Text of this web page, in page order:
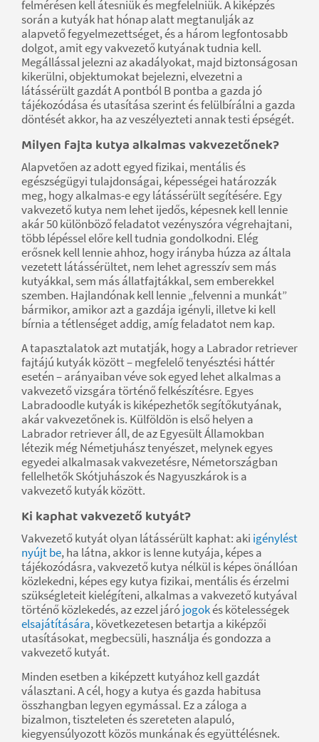
felmérésen kell átesniük és megfelelniük. A kiképzés
során a kutyák hat hónap alatt megtanulják az
alapvető fegyelmezettséget, és a három legfontosabb
dolgot, amit egy vakvezető kutyának tudnia kell.
Megállással jelezni az akadályokat, majd biztonságosan
kikerülni, objektumokat bejelezni, elvezetni a
látássérült gazdát A pontból B pontba a gazda jó
tájékozódása és utasítása szerint és felülbírálni a gazda
döntését akkor, ha az veszélyezteti annak testi épségét.
Milyen fajta kutya alkalmas vakvezetőnek?
Alapvetően az adott egyed fizikai, mentális és
egészségügyi tulajdonságai, képességei határozzák
meg, hogy alkalmas-e egy látássérült segítésére. Egy
vakvezető kutya nem lehet ijedős, képesnek kell lennie
akár 50 különböző feladatot vezényszóra végrehajtani,
több lépéssel előre kell tudnia gondolkodni. Elég
erősnek kell lennie ahhoz, hogy irányba húzza az általa
vezetett látássérültet, nem lehet agresszív sem más
kutyákkal, sem más állatfajtákkal, sem emberekkel
szemben. Hajlandónak kell lennie „felvenni a munkát”
bármikor, amikor azt a gazdája igényli, illetve ki kell
bírnia a tétlenséget addig, amíg feladatot nem kap.
A tapasztalatok azt mutatják, hogy a Labrador retriever
fajtájú kutyák között – megfelelő tenyésztési háttér
esetén – arányaiban véve sok egyed lehet alkalmas a
vakvezető vizsgára történő felkészítésre. Egyes
Labradoodle kutyák is kiképezhetők segítőkutyának,
akár vakvezetőnek is. Külföldön is első helyen a
Labrador retriever áll, de az Egyesült Államokban
létezik még Németjuhász tenyészet, melynek egyes
egyedei alkalmasak vakvezetésre, Németországban
fellelhetők Skótjuhászok és Nagyuszkárok is a
vakvezető kutyák között.
Ki kaphat vakvezető kutyát?
Vakvezető kutyát olyan látássérült kaphat: aki igénylést
nyújt be, ha látna, akkor is lenne kutyája, képes a
tájékozódásra, vakvezető kutya nélkül is képes önállóan
közlekedni, képes egy kutya fizikai, mentális és érzelmi
szükségleteit kielégíteni, alkalmas a vakvezető kutyával
történő közlekedés, az ezzel járójogokés kötelességek
elsajátítására, következetesen betartja a kiképzői
utasításokat, megbecsüli, használja és gondozza a
vakvezető kutyát.
Minden esetben a kiképzett kutyához kell gazdát
választani. A cél, hogy a kutya és gazda habitusa
összhangban legyen egymással. Ez a záloga a
bizalmon, tiszteleten és szereteten alapuló,
kiegyensúlyozott közös munkának és együttélésnek.